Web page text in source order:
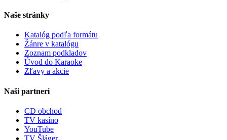
Naše stránky
Katalóg podľa formátu
Žánre v katalógu
Zoznam podkladov
Úvod do Karaoke
Zľavy a akcie
Naši partneri
CD obchod
TV kasíno
YouTube
TV Šláger